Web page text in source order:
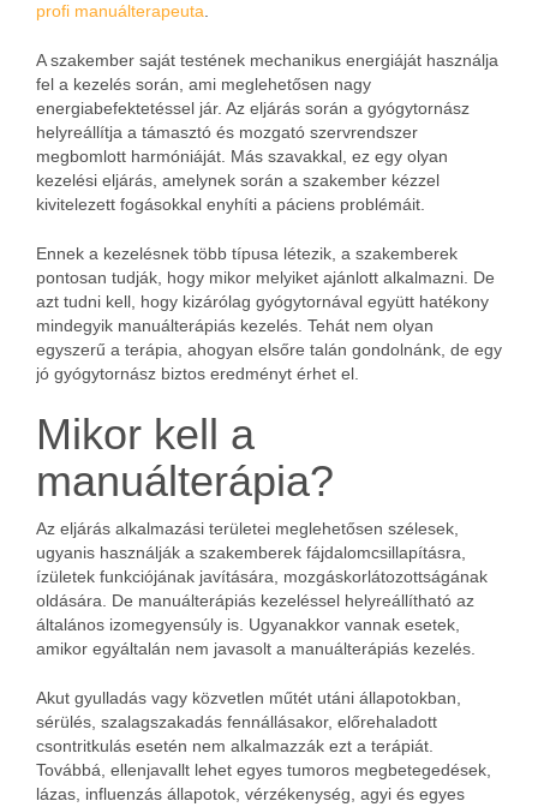
profi manuálterapeuta
A szakember saját testének mechanikus energiáját használja
fel a kezelés során, ami meglehetősen nagy
energiabefektetéssel jár. Az eljárás során a gyógytornász
helyreállítja a támasztó és mozgató szervrendszer
megbomlott harmóniáját. Más szavakkal, ez egy olyan
kezelési eljárás, amelynek során a szakember kézzel
kivitelezett fogásokkal enyhíti a páciens problémáit.
Ennek a kezelésnek több típusa létezik, a szakemberek
pontosan tudják, hogy mikor melyiket ajánlott alkalmazni. De
azt tudni kell, hogy kizárólag gyógytornával együtt hatékony
mindegyik manuálterápiás kezelés. Tehát nem olyan
egyszerű a terápia, ahogyan elsőre talán gondolnánk, de egy
jó gyógytornász biztos eredményt érhet el.
Mikor kell a
manuálterápia?
Az eljárás alkalmazási területei meglehetősen szélesek,
ugyanis használják a szakemberek fájdalomcsillapításra,
ízületek funkciójának javítására, mozgáskorlátozottságának
oldására. De manuálterápiás kezeléssel helyreállítható az
általános izomegyensúly is. Ugyanakkor vannak esetek,
amikor egyáltalán nem javasolt a manuálterápiás kezelés.
Akut gyulladás vagy közvetlen műtét utáni állapotokban,
sérülés, szalagszakadás fennállásakor, előrehaladott
csontritkulás esetén nem alkalmazzák ezt a terápiát.
Továbbá, ellenjavallt lehet egyes tumoros megbetegedések,
lázas, influenzás állapotok, vérzékenység, agyi és egyes